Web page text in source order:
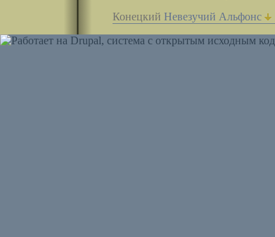
Конецкий Невезучий Альфонс